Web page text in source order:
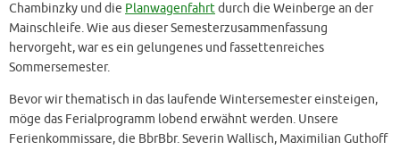
Chambinzky und die Planwagenfahrtdurch die Weinberge an der
Mainschleife. Wie aus dieser Semesterzusammenfassung
hervorgeht, war es ein gelungenes und fassettenreiches
Sommersemester.
Bevor wir thematisch in das laufende Wintersemester einsteigen,
möge das Ferialprogramm lobend erwähnt werden. Unsere
Ferienkommissare, die BbrBbr. Severin Wallisch, Maximilian Guthoff